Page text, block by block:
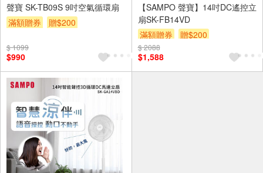
聲寶 SK-TB09S 9吋空氣循環扇
滿額贈券
贈$200
$ 1099
$990
【SAMPO 聲寶】14吋DC遙控立
扇SK-FB14VD
滿額贈券
贈$200
$ 2088
$1,588